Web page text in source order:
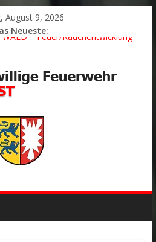
August 9, 2026
Neueste:
* Feuer/Rauchentwicklung *
*
in festsitzendem Aufzug *
klemmt * Hingstheide
2026